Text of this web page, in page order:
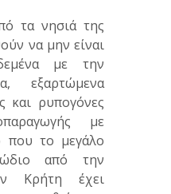
τα νησιά της
να μην είναι
με την
εξαρτώμενα
και ρυπογόνες
με
που το μεγάλο
από την
Κρήτη έχει